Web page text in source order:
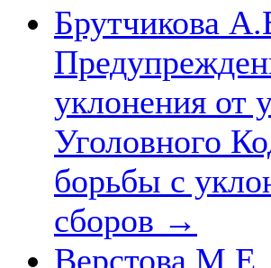
Брутчикова
уклонения от
Уголовного
борьбы с
сборов →
Верстова М.Е.,